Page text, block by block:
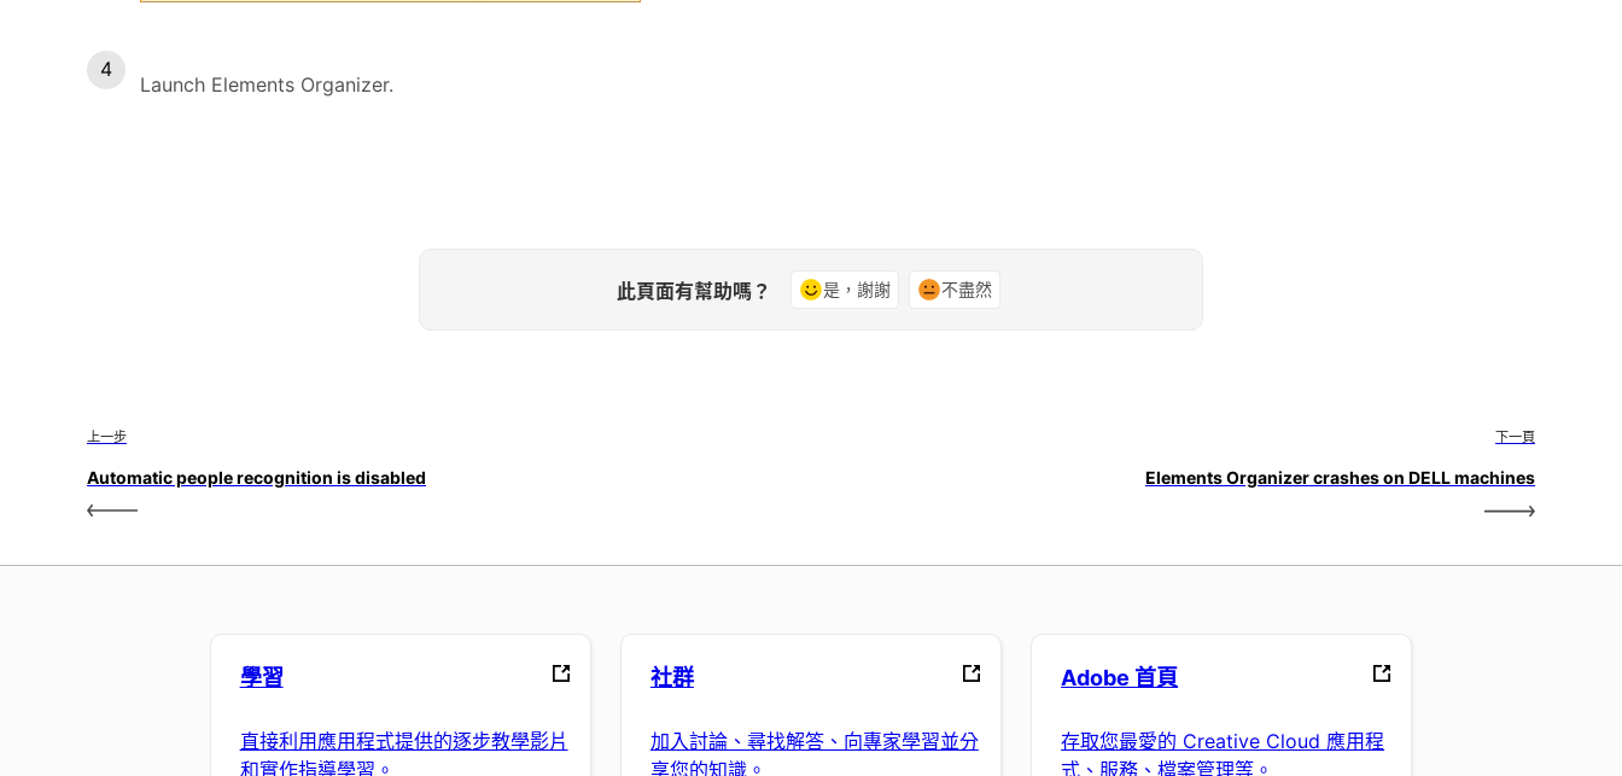
Launch Elements Organizer.
此頁面有幫助嗎？ 是，謝謝 不盡然
上一步
Automatic people recognition is disabled
下一頁
Elements Organizer crashes on DELL machines
學習
直接利用應用程式提供的逐步教學影片
和實作指導學習。
社群
加入討論、尋找解答、向專家學習並分
享您的知識。
Adobe 首頁
存取您最愛的 Creative Cloud 應用程
式、服務、檔案管理等。